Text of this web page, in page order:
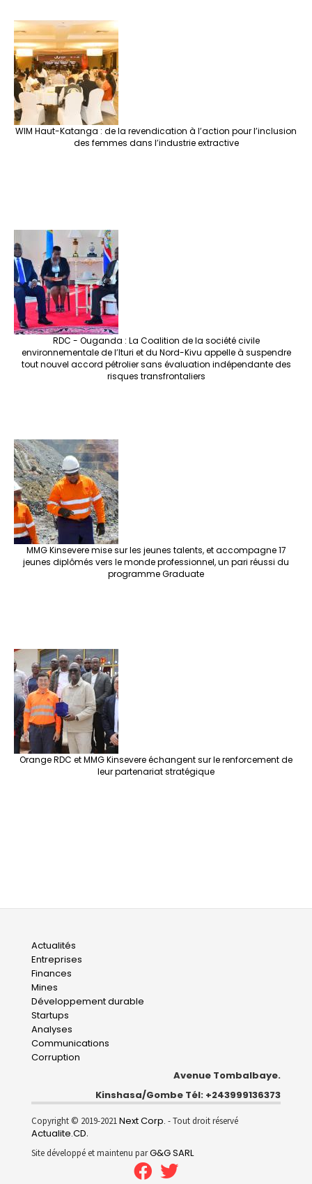
WIM Haut-Katanga : de la revendication à l’action pour l’inclusion
des femmes dans l’industrie extractive
RDC - Ouganda : La Coalition de la société civile
environnementale de l’Ituri et du Nord-Kivu appelle à suspendre
tout nouvel accord pétrolier sans évaluation indépendante des
risques transfrontaliers
MMG Kinsevere mise sur les jeunes talents, et accompagne 17
jeunes diplômés vers le monde professionnel, un pari réussi du
programme Graduate
Orange RDC et MMG Kinsevere échangent sur le renforcement de
leur partenariat stratégique
Main
navigation
Actualités
Entreprises
Finances
Mines
Développement durable
Startups
Analyses
Communications
Corruption
Avenue Tombalbaye.
Kinshasa/Gombe Tél: +243999136373
Copyright © 2019-2021Next Corp. - Tout droit réservé
Actualite.CD.
Site développé et maintenu parG&G SARL